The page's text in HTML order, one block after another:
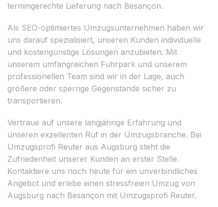
termingerechte Lieferung nach Besançon.
Als SEO-optimiertes Umzugsunternehmen haben wir
uns darauf spezialisiert, unseren Kunden individuelle
und kostengünstige Lösungen anzubieten. Mit
unserem umfangreichen Fuhrpark und unserem
professionellen Team sind wir in der Lage, auch
größere oder sperrige Gegenstände sicher zu
transportieren.
Vertraue auf unsere langjährige Erfahrung und
unseren exzellenten Ruf in der Umzugsbranche. Bei
Umzugsprofi Reuter aus Augsburg steht die
Zufriedenheit unserer Kunden an erster Stelle.
Kontaktiere uns noch heute für ein unverbindliches
Angebot und erlebe einen stressfreien Umzug von
Augsburg nach Besançon mit Umzugsprofi Reuter.